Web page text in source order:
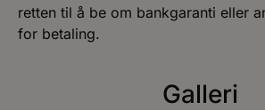
retten til å be om bankgaranti eller
for betaling.
Galleri